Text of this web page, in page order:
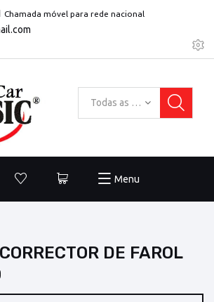
Chamada móvel para rede nacional
Todas as categorias
Menu
DE FAROL